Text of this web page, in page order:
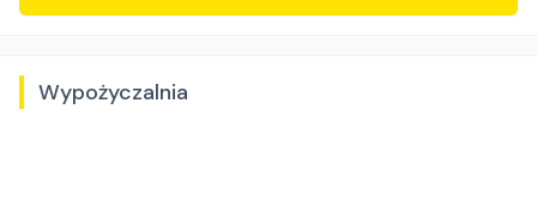
Wypożyczalnia